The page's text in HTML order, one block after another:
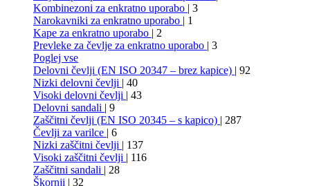
Kombinezoni za enkratno uporabo | 3
Narokavniki za enkratno uporabo | 1
Kape za enkratno uporabo | 2
Prevleke za čevlje za enkratno uporabo | 3
Poglej vse
Delovni čevlji (EN ISO 20347 – brez kapice) | 92
Nizki delovni čevlji | 40
Visoki delovni čevlji | 43
Delovni sandali | 9
Zaščitni čevlji (EN ISO 20345 – s kapico) | 287
Čevlji za varilce | 6
Nizki zaščitni čevlji | 137
Visoki zaščitni čevlji | 116
Zaščitni sandali | 28
Škornji | 32